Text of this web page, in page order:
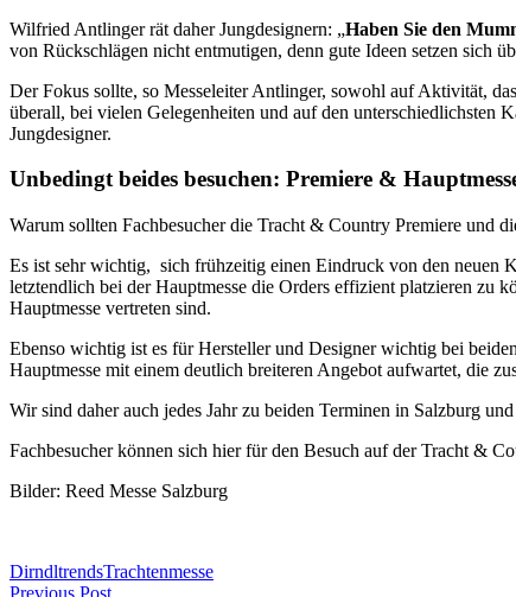
Wilfried Antlinger rät daher Jungdesignern: „Haben Sie den
von Rückschlägen nicht entmutigen, denn gute Ideen setzen sich
Der Fokus sollte, so Messeleiter Antlinger, sowohl auf Aktivität,
überall, bei vielen Gelegenheiten und auf den unterschiedlichsten
Jungdesigner.
Unbedingt beides besuchen: Premiere &
Warum sollten Fachbesucher die Tracht & Country Premiere und
Es ist sehr wichtig, sich frühzeitig einen Eindruck von den neuen
letztendlich bei der Hauptmesse die Orders effizient platzieren zu
Hauptmesse vertreten sind.
Ebenso wichtig ist es für Hersteller und Designer wichtig bei
Hauptmesse mit einem deutlich breiteren Angebot aufwartet, die
Wir sind daher auch jedes Jahr zu beiden Terminen in Salzburg
Fachbesucher können sich hier für den Besuch auf der Tracht &
Bilder: Reed Messe Salzburg
DirndltrendsTrachtenmesse
Previous Post